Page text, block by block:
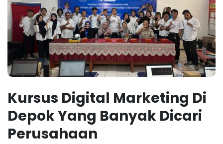
Kursus Digital Marketing Di
Depok Yang Banyak Dicari
Perusahaan